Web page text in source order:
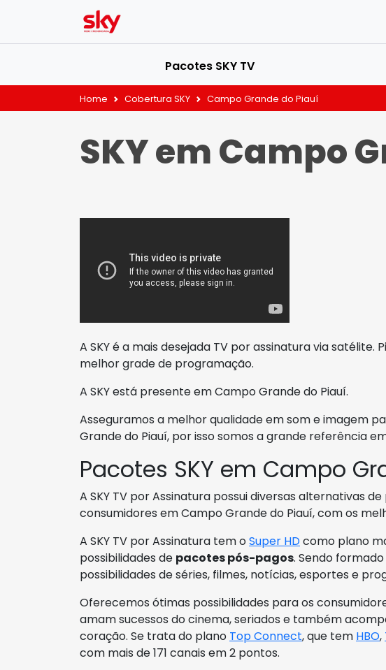
Pacotes SKY TV
Home Cobertura SKY Campo Grande do Piauí
SKY em Campo
A SKY é a mais desejada TV por assinatura via
melhor grade de programação.
A SKY está presente em Campo Grande do Piauí.
Asseguramos a melhor qualidade em som e imagem
Grande do Piauí, por isso somos a grande referência
Pacotes SKY em Campo
A SKY TV por Assinatura possui diversas alternativas
consumidores em Campo Grande do Piauí, com os
A SKY TV por Assinatura tem oSuper HDcomo plano
possibilidades de pacotes pós-pagos. Sendo
possibilidades de séries, filmes, notícias, esportes e
Oferecemos ótimas possibilidades para os
amam sucessos do cinema, seriados e também
coração. Se trata do plano Top Connect, que tem HBO,
com mais de 171 canais em 2 pontos.